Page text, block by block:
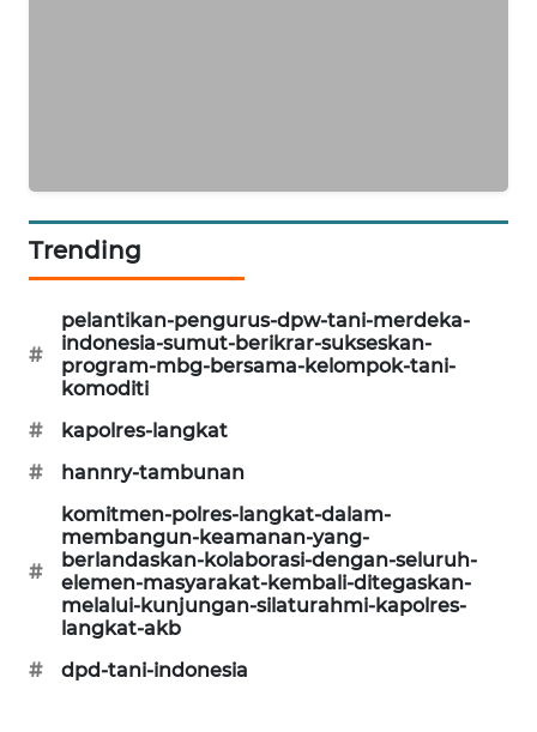
Trending
#
pelantikan-pengurus-dpw-tani-merdeka-
indonesia-sumut-berikrar-sukseskan-
program-mbg-bersama-kelompok-tani-
komoditi
#
kapolres-langkat
#
hannry-tambunan
#
komitmen-polres-langkat-dalam-
membangun-keamanan-yang-
berlandaskan-kolaborasi-dengan-seluruh-
elemen-masyarakat-kembali-ditegaskan-
melalui-kunjungan-silaturahmi-kapolres-
langkat-akb
#
dpd-tani-indonesia
NEWS
JURNAL
MARITIM
NEWS
NEWS
FISUELRI
ID
ENERGI